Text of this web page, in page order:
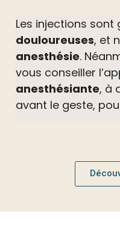
Les injections sont
douloureuses, et
anesthésie.
vous conseiller
anesthésiante, à
avant le geste,